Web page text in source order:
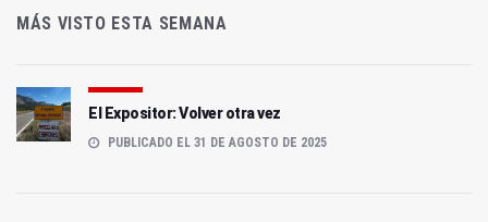
MÁS VISTO ESTA SEMANA
El Expositor: Volver otra vez
PUBLICADO EL 31 DE AGOSTO DE 2025